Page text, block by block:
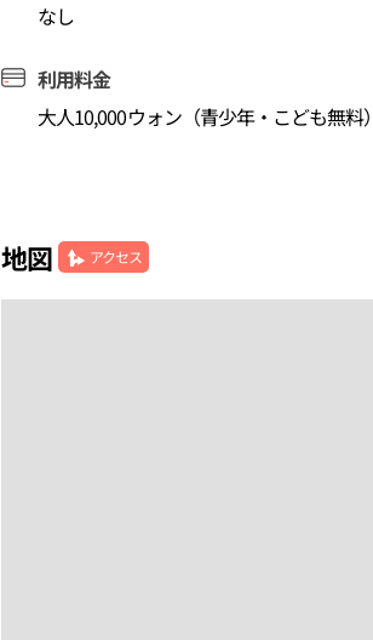
なし
利用料金
大人10,000ウォン（青少年・こども無料
地図 アクセス